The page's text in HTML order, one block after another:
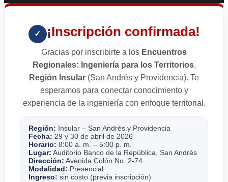
✓ ¡Inscripción confirmada!
Gracias por inscribirte a los Encuentros
Regionales: Ingeniería para los Territorios,
Región Insular (San Andrés y Providencia). Te
esperamos para conectar conocimiento y
experiencia de la ingeniería con enfoque territorial.
Región: Insular – San Andrés y Providencia
Fecha: 29 y 30 de abril de 2026
Horario: 8:00 a. m. – 5:00 p. m.
Lugar: Auditorio Banco de la República, San Andrés
Dirección: Avenida Colón No. 2-74
Modalidad: Presencial
Ingreso: sin costo (previa inscripción)